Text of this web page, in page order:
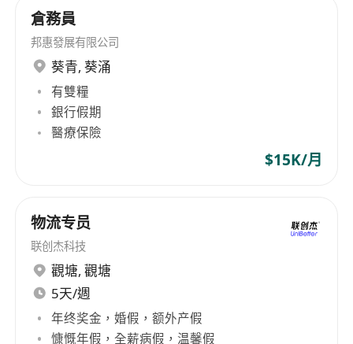
possess good Cantonese and basic English
skills, and understand written Chinese with
some knowledge of English. Although specific
products are not mentioned, it can be inferred
that its business is closely related to warehouse
management for import and export operations.
倉務員
邦惠發展有限公司
葵青, 葵涌
有雙糧
銀行假期
醫療保險
$15K/月
物流专员
联创杰科技
觀塘, 觀塘
5天/週
年终奖金，婚假，额外产假
慷慨年假，全薪病假，温馨假